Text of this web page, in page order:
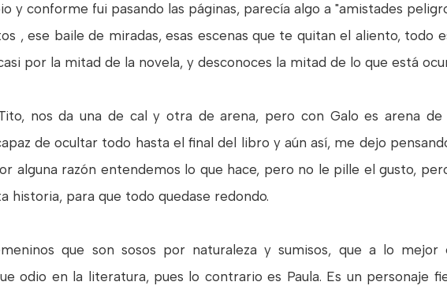
y conforme fui pasando las páginas, parecía algo a "amistades
, ese baile de miradas, esas escenas que te quitan el aliento, todo
por la mitad de la novela, y desconoces la mitad de lo que está
nos da una de cal y otra de arena, pero con Galo es arena
de ocultar todo hasta el final del libro y aún así, me dejo
alguna razón entendemos lo que hace, pero no le pille el gusto,
historia, para que todo quedase redondo.
que son sosos por naturaleza y sumisos, que a lo
odio en la literatura, pues lo contrario es Paula. Es un personaje